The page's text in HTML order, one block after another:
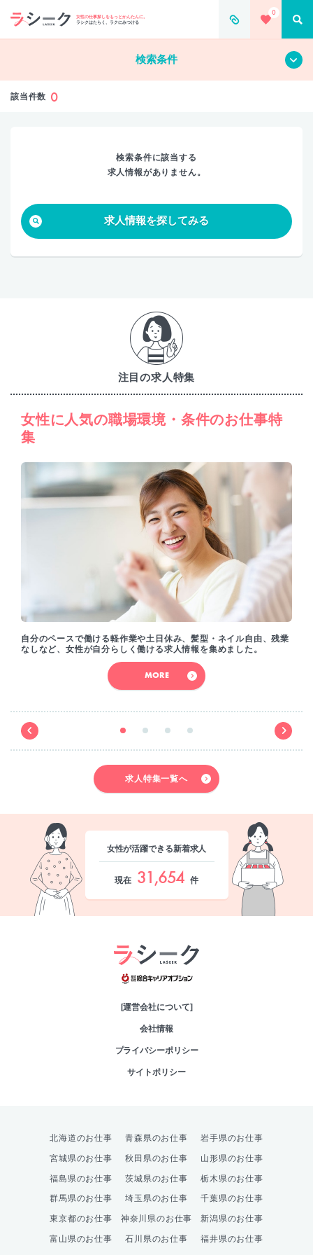
女性の仕事探しをもっとかんたんに。
ラシクはたらく、ラクにみつける
0
すべて
検索条件
該当件数 0
検索条件に該当する
求人情報がありません。
求人情報を探してみる
注目の求人特集
女性に人気の職場環境・条件のお仕事特
集
自分のペースで働ける軽作業や土日休み、髪型・ネイル自由、残業
なしなど、女性が自分らしく働ける求人情報を集めました。
MORE
求人特集一覧へ
女性が活躍できる新着求人
現在 31,654 件
[運営会社について]
会社情報
プライバシーポリシー
サイトポリシー
北海道のお仕事 青森県のお仕事 岩手県のお仕事
宮城県のお仕事 秋田県のお仕事 山形県のお仕事
福島県のお仕事 茨城県のお仕事 栃木県のお仕事
群馬県のお仕事 埼玉県のお仕事 千葉県のお仕事
東京都のお仕事 神奈川県のお仕事 新潟県のお仕事
富山県のお仕事 石川県のお仕事 福井県のお仕事